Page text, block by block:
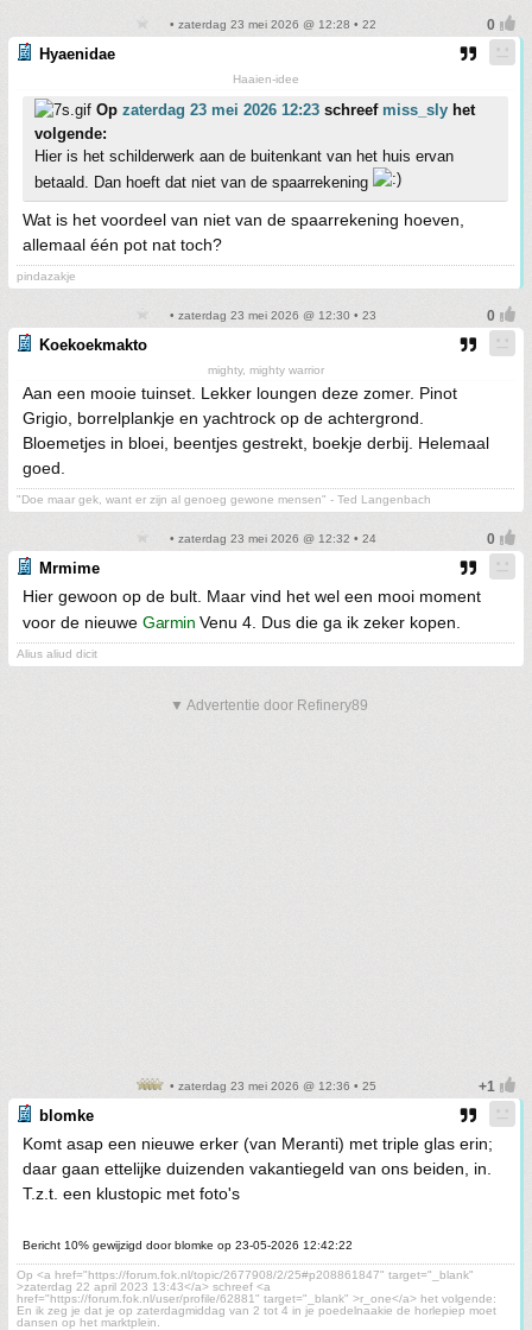
• zaterdag 23 mei 2026 @ 12:28 • 22
Hyaenidae
Haaien-idee
Op zaterdag 23 mei 2026 12:23 schreef miss_sly het
volgende:
Hier is het schilderwerk aan de buitenkant van het huis ervan
betaald. Dan hoeft dat niet van de spaarrekening
Wat is het voordeel van niet van de spaarrekening hoeven,
allemaal één pot nat toch?
pindazakje
• zaterdag 23 mei 2026 @ 12:30 • 23
Koekoekmakto
mighty, mighty warrior
Aan een mooie tuinset. Lekker loungen deze zomer. Pinot
Grigio, borrelplankje en yachtrock op de achtergrond.
Bloemetjes in bloei, beentjes gestrekt, boekje derbij. Helemaal
goed.
"Doe maar gek, want er zijn al genoeg gewone mensen" - Ted Langenbach
• zaterdag 23 mei 2026 @ 12:32 • 24
Mrmime
Hier gewoon op de bult. Maar vind het wel een mooi moment
voor de nieuwe Garmin Venu 4. Dus die ga ik zeker kopen.
Alius aliud dicit
▼ Advertentie door Refinery89
• zaterdag 23 mei 2026 @ 12:36 • 25
blomke
Komt asap een nieuwe erker (van Meranti) met triple glas erin;
daar gaan ettelijke duizenden vakantiegeld van ons beiden, in.
T.z.t. een klustopic met foto's
Bericht 10% gewijzigd door blomke op 23-05-2026 12:42:22
Op <a href="https://forum.fok.nl/topic/2677908/2/25#p208861847" target="_blank"
>zaterdag 22 april 2023 13:43</a> schreef <a
href="https://forum.fok.nl/user/profile/62881" target="_blank" >r_one</a> het volgende:
En ik zeg je dat je op zaterdagmiddag van 2 tot 4 in je poedelnaakie de horlepiep moet
dansen op het marktplein.